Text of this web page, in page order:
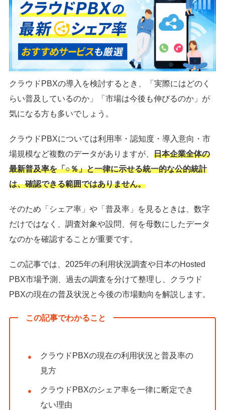
クラウドPBXの導入を検討するとき、「実際にはどのく
らい普及しているのか」「市場は今後も伸びるのか」が
気になる方も多いでしょう。
クラウドPBXについては利用率・認知度・導入意向・市
場規模など複数のデータがありますが、 日本企業全体の
最新普及率を「○％」と一律に示せる統一的な公的統計
は、確認できる範囲ではありません。
そのため「シェア率」や「普及率」を見るときは、数字
だけではなく、調査対象や設問、何を母数にしたデータ
なのかを確認することが重要です。
この記事では、2025年の利用状況調査や日本のHosted
PBX市場予測、過去の調査を分けて整理し、クラウド
PBXの現在の普及状況と今後の市場動向を解説します。
この記事でわかること
クラウドPBXの現在の利用状況と普及率の
見方
クラウドPBXのシェア率を一律に断定でき
ない理由